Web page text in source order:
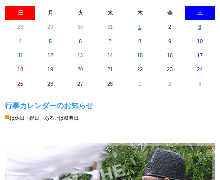
日 月 火 水 木 金 土
28 29 30 31 1 2 3
4 5 6 7 8 9 10
11 12 13 14 15 16 17
18 19 20 21 22 23 24
25 26 27 28 1 2 3
行事カレンダーのお知らせ
■は休日・祝日、あるいは祭典日